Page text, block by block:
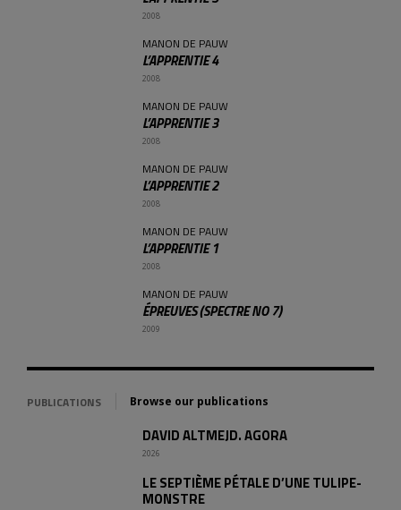
2008
MANON DE PAUW
L’APPRENTIE 4
2008
MANON DE PAUW
L’APPRENTIE 3
2008
MANON DE PAUW
L’APPRENTIE 2
2008
MANON DE PAUW
L’APPRENTIE 1
2008
MANON DE PAUW
ÉPREUVES (SPECTRE NO 7)
2009
PUBLICATIONS Browse our publications
DAVID ALTMEJD. AGORA
2026
LE SEPTIÈME PÉTALE D’UNE TULIPE-
MONSTRE